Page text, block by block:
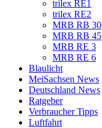
trilex RE1
trilex RE2
MRB RB 30
MRB RB 45
MRB RE 3
MRB RE 6
Blaulicht
MeiSachsen News
Deutschland News
Ratgeber
Verbraucher Tipps
Luftfahrt